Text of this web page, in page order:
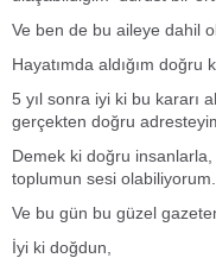
Ve ben de bu aileye dahil
Hayatımda aldığım
5 yıl sonra iyi ki bu kararı
gerçekten doğru
Demek ki doğru
toplumun sesi olabiliyorum.
Ve bu gün bu güzel
İyi ki doğdun,